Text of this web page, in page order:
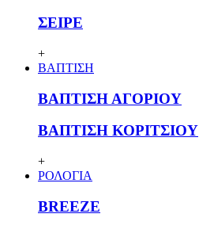
ΣΕΙΡΕ
+
ΒΑΠΤΙΣΗ
ΒΑΠΤΙΣΗ ΑΓΟΡΙΟΥ
ΒΑΠΤΙΣΗ ΚΟΡΙΤΣΙΟΥ
+
ΡΟΛΟΓΙΑ
BREEZE